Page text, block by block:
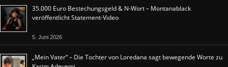
35.000 Euro Bestechungsgeld & N-Wort – Montanablack
veröffentlicht Statement-Video
5. Juni 2026
„Mein Vater“ – Die Tochter von Loredana sagt bewegende Worte zu